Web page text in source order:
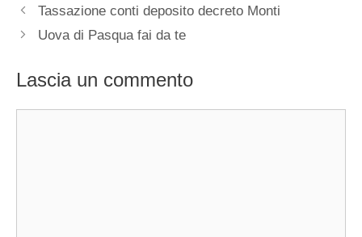
Tassazione conti deposito decreto Monti
Uova di Pasqua fai da te
Lascia un commento